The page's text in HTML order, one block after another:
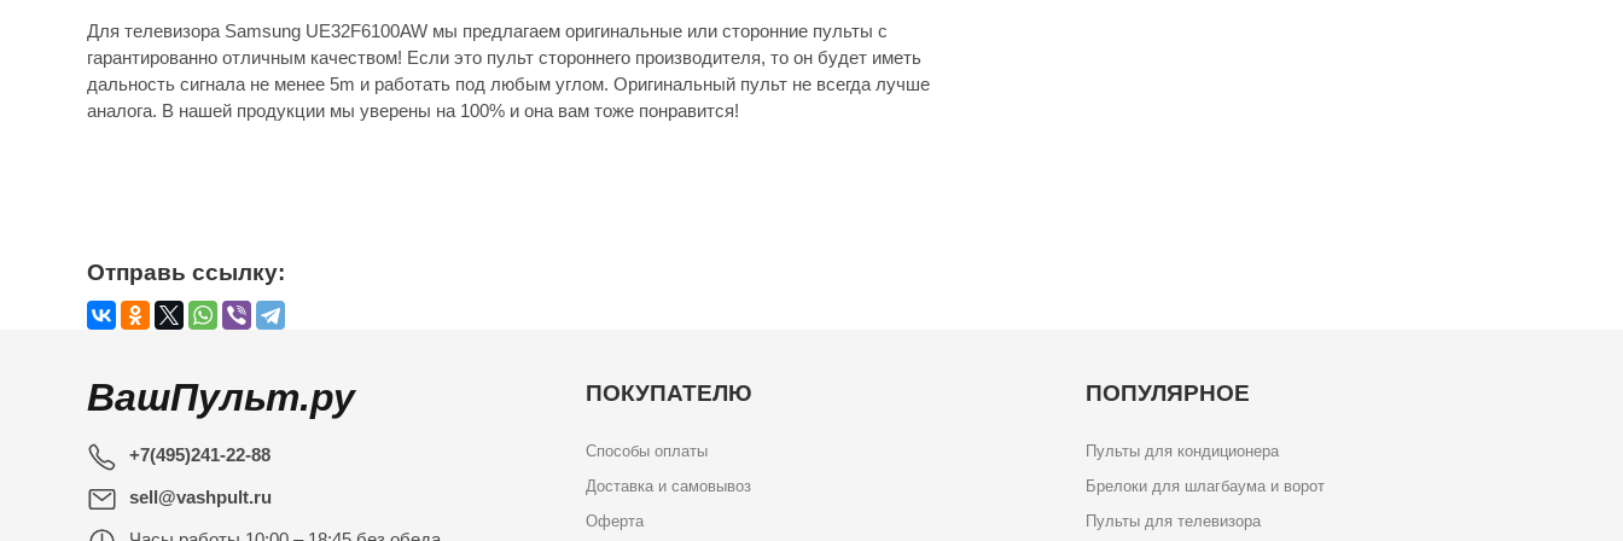
Для телевизора Samsung UE32F6100AW мы предлагаем оригинальные или сторонние пульты с
гарантированно отличным качеством! Если это пульт стороннего производителя, то он будет иметь
дальность сигнала не менее 5m и работать под любым углом. Оригинальный пульт не всегда лучше
аналога. В нашей продукции мы уверены на 100% и она вам тоже понравится!
Отправь ссылку:
ВашПульт.ру
+7(495)241-22-88
sell@vashpult.ru
ПОКУПАТЕЛЮ
Способы оплаты
Доставка и самовывоз
Оферта
ПОПУЛЯРНОЕ
Пульты для кондиционера
Брелоки для шлагбаума и ворот
Пульты для телевизора